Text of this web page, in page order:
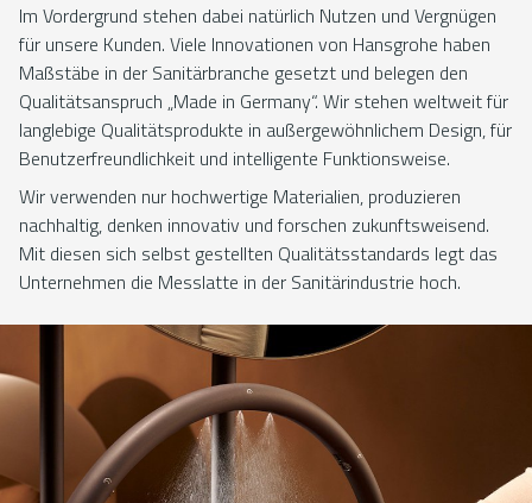
Im Vordergrund stehen dabei natürlich Nutzen und Vergnügen
für unsere Kunden. Viele Innovationen von Hansgrohe haben
Maßstäbe in der Sanitärbranche gesetzt und belegen den
Qualitätsanspruch „Made in Germany“. Wir stehen weltweit für
langlebige Qualitätsprodukte in außergewöhnlichem Design, für
Benutzerfreundlichkeit und intelligente Funktionsweise.
Wir verwenden nur hochwertige Materialien, produzieren
nachhaltig, denken innovativ und forschen zukunftsweisend.
Mit diesen sich selbst gestellten Qualitätsstandards legt das
Unternehmen die Messlatte in der Sanitärindustrie hoch.